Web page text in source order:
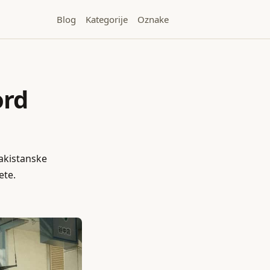
Blog Kategorije Oznake